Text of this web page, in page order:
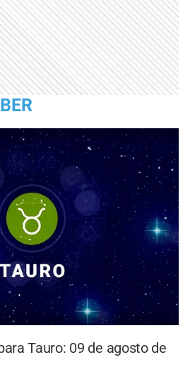
Tauro: 09 de agosto de